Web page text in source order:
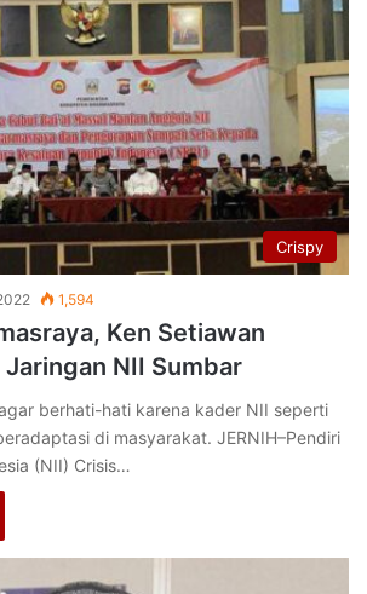
Crispy
1,594
Ken Setiawan
NII Sumbar
berhati-hati karena kader NII seperti
di masyarakat. JERNIH–Pendiri
(NII) Crisis…